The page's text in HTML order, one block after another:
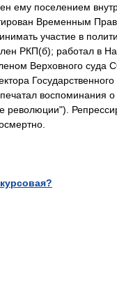
ему поселением
Временным
участие в
РКП(б); работал в
Верховного суда
Государственного
воспоминания
революции").